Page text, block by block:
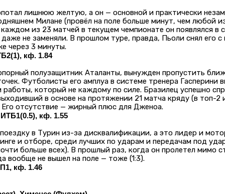
лишнюю желтую, а он — основной и практически
Милане (провёл на поле больше минут, чем любой
из 23 матчей в текущем чемпионате он появлялся в
даже не заменяли. В прошлом туре, правда, Пьоли снял его
через 3 минуты.
кф. 1.84
полузащитник Аталанты, вынужден пропустить
Футболисты его амплуа в системе тренера Гасперини
работы, который не каждому по силе. Бразилец успешно
в основе на протяжении 21 матча кряду (в топ-2
Его отсутствие — жирный плюс для Дженоа.
кф. 1.55
в Турин из-за дисквалификации, а это лидер и
и отборе, среди лучших по ударам и передачам под
больше всех). В прошлый раз, когда он пролетел мимо
вообще не вышел на поле — тоже (1:3).
кф. 1.46